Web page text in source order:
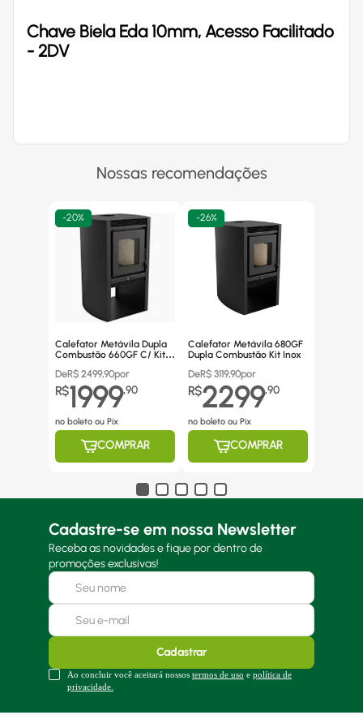
Chave Biela Eda 10mm, Acesso Facilitado
- 2DV
Nossas recomendações
-20%
Calefator Metávila Dupla
Combustão 660GF C/ Kit
DeR$ 2499,90por
R$1999,90
no boleto ou Pix
COMPRAR
-26%
Calefator Metávila 680GF
Dupla Combustão Kit Inox
DeR$ 3119,90por
R$2299,90
no boleto ou Pix
COMPRAR
Cadastre-se em nossa Newsletter
Receba as novidades e fique por dentro de
promoções exclusivas!
Cadastrar
Ao concluir você aceitará nossos termos de uso e política de
privacidade.